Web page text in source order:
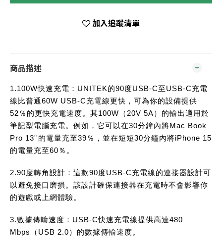
加入追蹤清單
商品描述
1.100W快速充電：UNITEK的90度USB-C至USB-C充電
線比普通60W USB-C充電線更快，可為你的設備提供
52％的更快充電速度。其100W（20V 5A）的輸出適用於
筆記型電腦充電。例如，它可以在30分鐘內將Mac Book
Pro 13''的電量充至39％，並在短短30分鐘內將iPhone 15
的電量充至60％。
2.90度轉角設計：這款90度USB-C充電線的連接器設計可
以避免接口磨損。該設計確保連接器在充電時不會影響你
的遊戲或上網體驗。
3.數據傳輸速度：USB-C快速充電線提供高達480
Mbps（USB 2.0）的數據傳輸速度。